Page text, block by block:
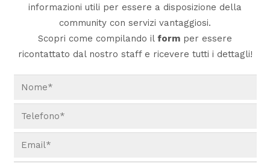
informazioni utili per essere a disposizione della
community con servizi vantaggiosi.
Scopri come compilando il form per essere
ricontattato dal nostro staff e ricevere tutti i dettagli!